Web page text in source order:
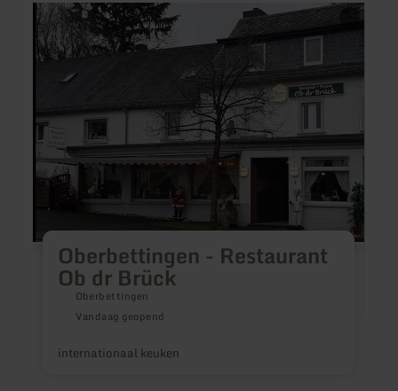
Oberbettingen - Restaurant
Ob dr Brück
Oberbettingen
Vandaag geopend
internationaal keuken
meer
informatie
over:
Oberbettingen
Restaurant
Brück
meer